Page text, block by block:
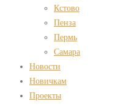
Кстово
Пенза
Пермь
Самара
Новости
Новичкам
Проекты